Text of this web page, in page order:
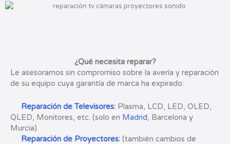
¿Qué necesita reparar?
Le asesoramos sin compromiso sobre la avería y reparación
de su equipo cuya garantía de marca ha expirado:
Reparación de Televisores: Plasma, LCD, LED, OLED,
QLED, Monitores, etc. (solo en Madrid, Barcelona y
Murcia).
Reparación de Proyectores:(también cambios de